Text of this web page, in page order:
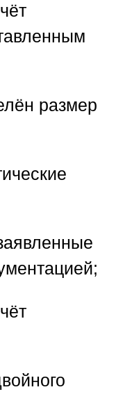
размер